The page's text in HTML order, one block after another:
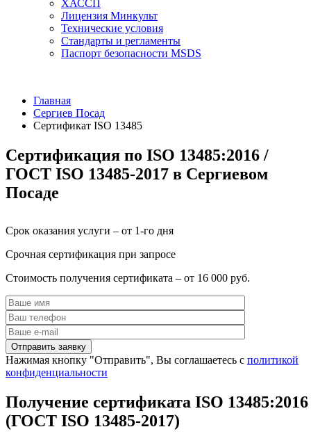
ХАССП
Лицензия Минкульт
Технические условия
Стандарты и регламенты
Паспорт безопасности MSDS
Главная
Сергиев Посад
Сертификат ISO 13485
Сертификация по ISO 13485:2016 /
ГОСТ ISO 13485-2017 в Сергиевом
Посаде
Срок оказания услуги – от 1-го дня
Срочная сертификация при запросе
Стоимость получения сертификата – от 16 000 руб.
Нажимая кнопку "Отправить", Вы соглашаетесь с политикой
конфиденциальности
Получение сертификата ISO 13485:2016
(ГОСТ ISO 13485-2017)